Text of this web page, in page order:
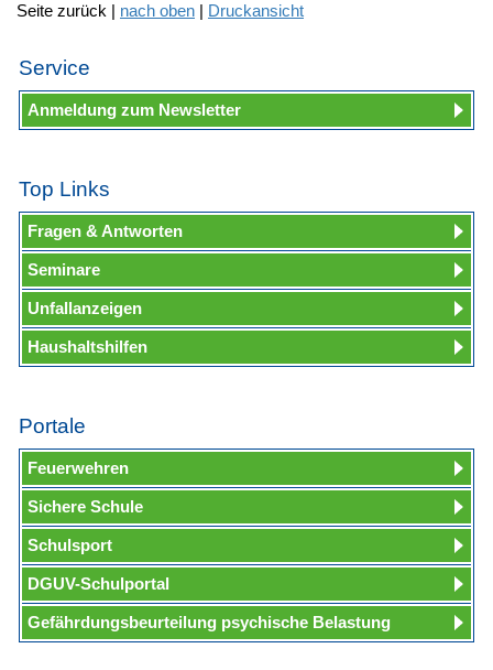
Seite zurück | nach oben | Druckansicht
Service
Anmeldung zum Newsletter
Top Links
Fragen & Antworten
Seminare
Unfallanzeigen
Haushaltshilfen
Portale
Feuerwehren
Sichere Schule
Schulsport
DGUV-Schulportal
Gefährdungsbeurteilung psychische Belastung